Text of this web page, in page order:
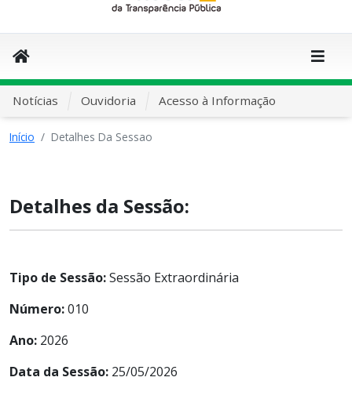
Notícias Ouvidoria Acesso à Informação
Início Detalhes Da Sessao
Detalhes da Sessão:
Tipo de Sessão:Sessão Extraordinária
Número:010
Ano: 2026
Data da Sessão: 25/05/2026